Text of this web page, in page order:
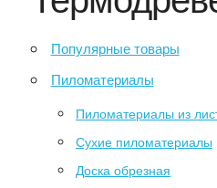
Популярные товары
Пиломатериалы
Пиломатериалы из
Сухие пиломатериалы
Доска обрезная